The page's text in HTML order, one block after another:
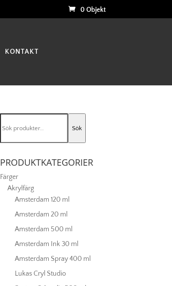
0 Objekt
KONTAKT
efter:
Sök
PRODUKTKATEGORIER
Färger
Akrylfärg
Amsterdam 120 ml
Amsterdam 20 ml
Amsterdam 500 ml
Amsterdam Ink 30 ml
Amsterdam Spray 400 ml
Lukas Cryl Studio